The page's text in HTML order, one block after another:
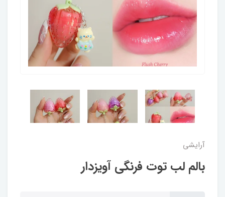
آرایشی
بالم لب توت فرنگی آویزدار